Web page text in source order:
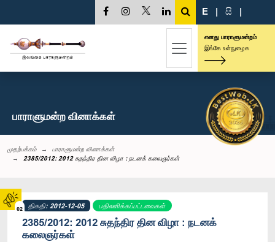
02
E | සි |
எனது பாராளுமன்றம்
இங்கே உள்நுழைக
பாராளுமன்ற வினாக்கள்
முதற்பக்கம்
பாராளுமன்ற வினாக்கள்
2385/2012: 2012 சுதந்திர தின விழா : நடனக் கலைஞர்கள்
திகதி: 2012-12-05 பதிலளிக்கப்பட்டவைகள்
2385/2012: 2012 சுதந்திர தின விழா : நடனக்
கலைஞர்கள்